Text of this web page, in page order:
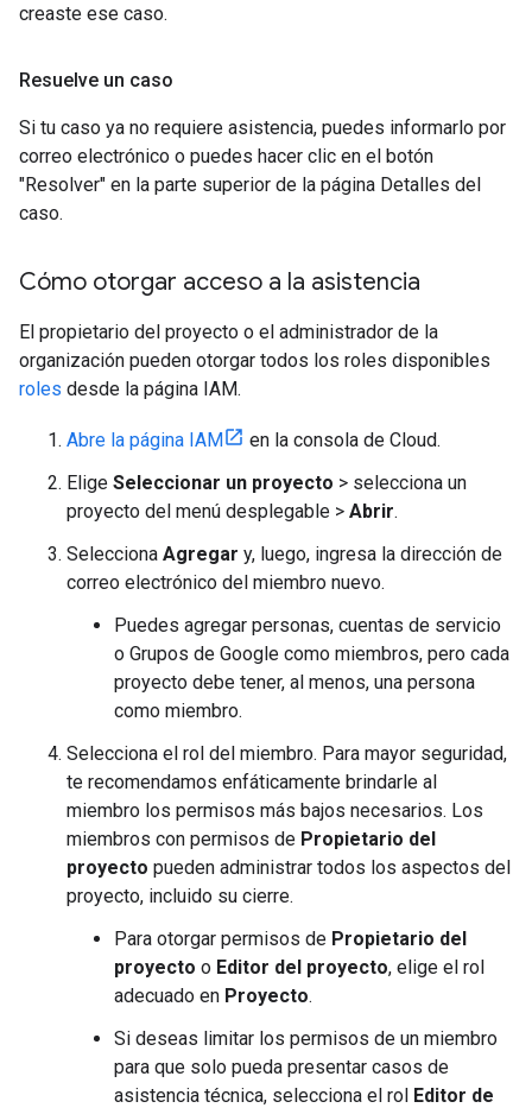
creaste ese caso.
Resuelve un caso
Si tu caso ya no requiere asistencia, puedes informarlo por
correo electrónico o puedes hacer clic en el botón
"Resolver" en la parte superior de la página Detalles del
caso.
Cómo otorgar acceso a la asistencia
El propietario del proyecto o el administrador de la
organización pueden otorgar todos los roles disponibles
roles desde la página IAM.
Abre la página IAM
en la consola de Cloud.
Elige Seleccionar un proyecto > selecciona un
proyecto del menú desplegable > Abrir.
Selecciona Agregar y, luego, ingresa la dirección de
correo electrónico del miembro nuevo.
Puedes agregar personas, cuentas de servicio
o Grupos de Google como miembros, pero cada
proyecto debe tener, al menos, una persona
como miembro.
Selecciona el rol del miembro. Para mayor seguridad,
te recomendamos enfáticamente brindarle al
miembro los permisos más bajos necesarios. Los
miembros con permisos de Propietario del
proyecto pueden administrar todos los aspectos del
proyecto, incluido su cierre.
Para otorgar permisos de Propietario del
proyecto o Editor del proyecto, elige el rol
adecuado en Proyecto.
Si deseas limitar los permisos de un miembro
para que solo pueda presentar casos de
asistencia técnica, selecciona el rol Editor de